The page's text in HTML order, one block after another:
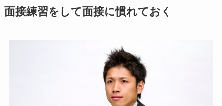
面接練習をして面接に慣れておく